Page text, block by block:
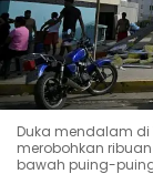
Duka mendalam di
merobohkan
bawah puing-